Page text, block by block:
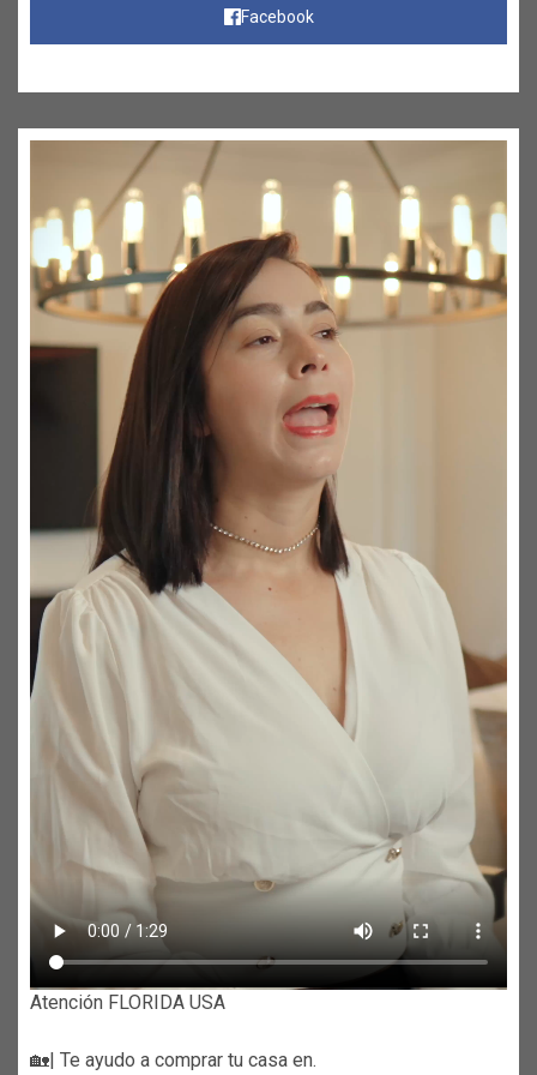
Facebook
Atención FLORIDA USA
🏡| Te ayudo a comprar tu casa en.